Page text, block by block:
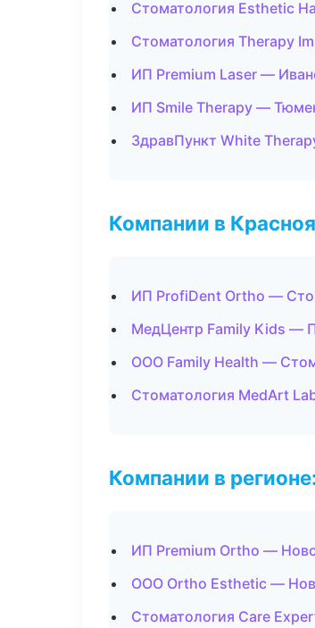
Стоматология Esthetic
Стоматология Therapy
ИП Premium Laser —
ИП Smile Therapy —
ЗдравПункт White
Компании в
ИП ProfiDent Ortho —
МедЦентр Family Kids —
ООО Family Health —
Стоматология MedArt
Компании в
ИП Premium Ortho —
ООО Ortho Esthetic —
Стоматология Care